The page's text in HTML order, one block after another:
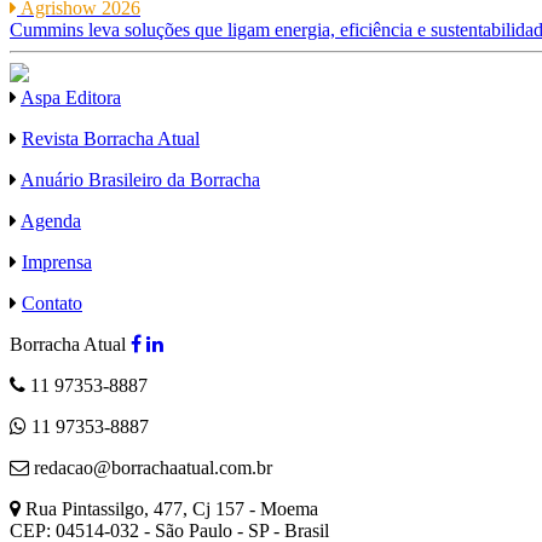
Agrishow 2026
Cummins leva soluções que ligam energia, eficiência e
Aspa Editora
Revista Borracha Atual
Anuário Brasileiro da Borracha
Agenda
Imprensa
Contato
Borracha Atual
11 97353-8887
11 97353-8887
redacao@borrachaatual.com.br
Rua Pintassilgo, 477, Cj 157 - Moema
CEP: 04514-032 - São Paulo - SP - Brasil